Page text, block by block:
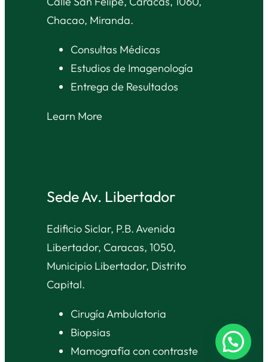
Chacao, Miranda.
Consultas Médicas
Estudios de Imagenología
Entrega de Resultados
Learn More
Sede Av. Libertador
Edificio Siclar, P.B. Avenida
Libertador, Caracas, 1050,
Municipio Libertador, Distrito
Capital.
Cirugía Ambulatoria
Biopsias
Mamografía con contraste